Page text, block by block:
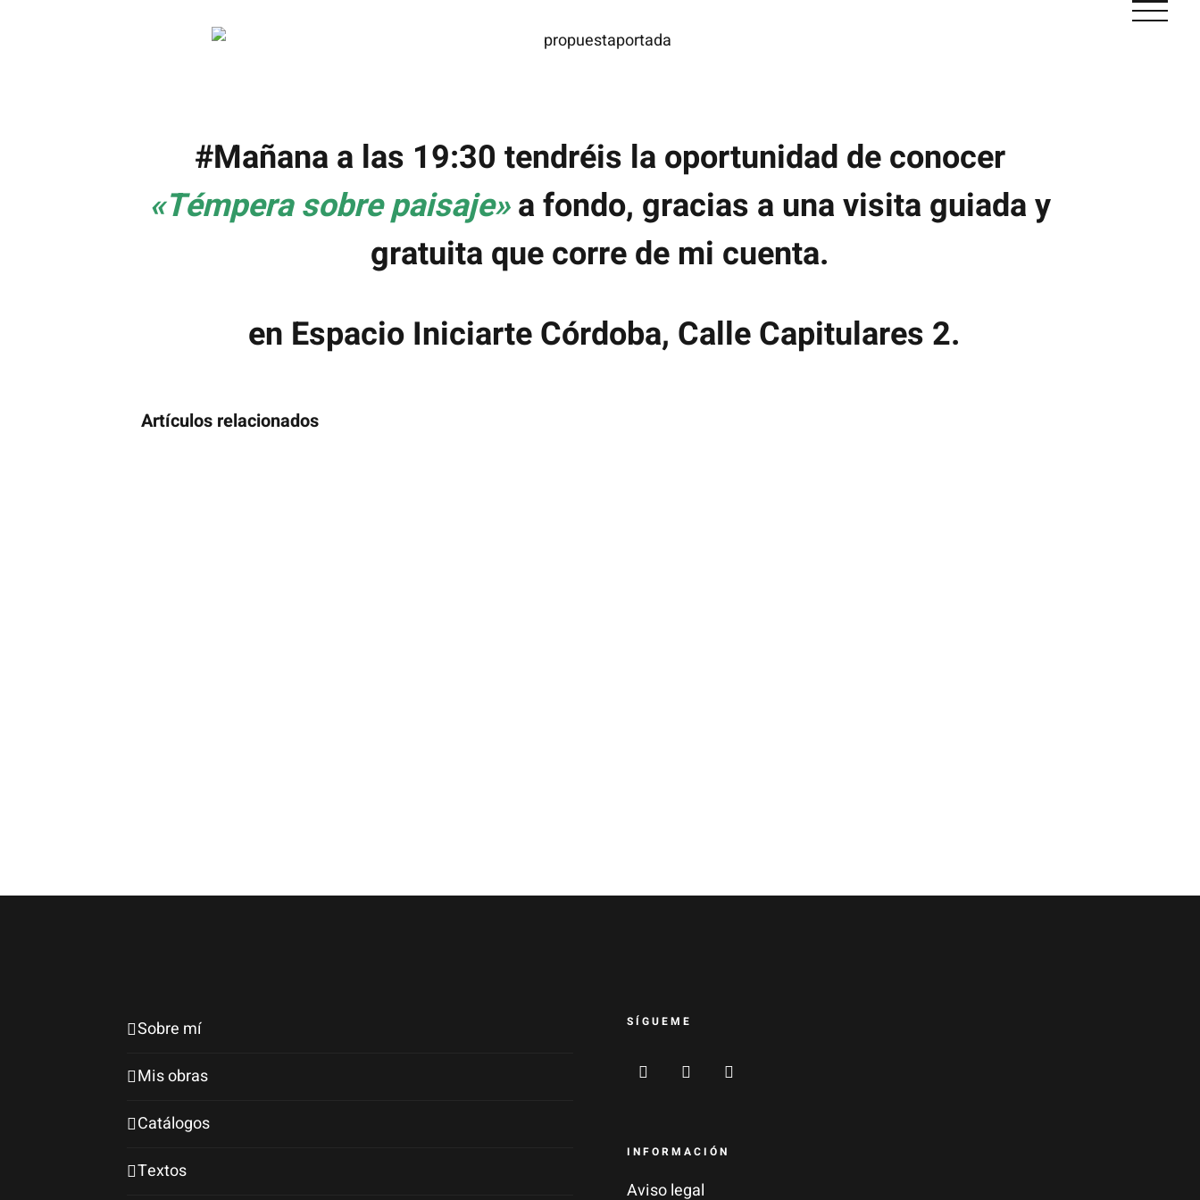
‪#‎Mañana‬ a las 19:30 tendréis la oportunidad de conocer
«Témpera sobre paisaje»a fondo, gracias a una visita guiada y
gratuita que corre de mi cuenta.
en Espacio Iniciarte Córdoba, Calle Capitulares 2.
Artículos relacionados
Sobre mí
Mis obras
Catálogos
Textos
SÍGUEME
INFORMACIÓN
Aviso legal